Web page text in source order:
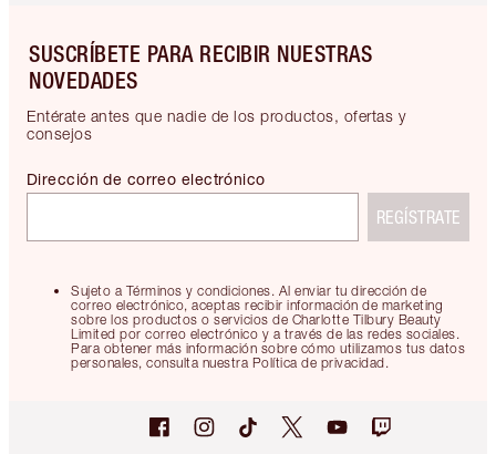
SUSCRÍBETE PARA RECIBIR NUESTRAS
NOVEDADES
Entérate antes que nadie de los productos, ofertas y
consejos
Sujeto a Términos y condiciones. Al enviar tu dirección de
correo electrónico, aceptas recibir información de marketing
sobre los productos o servicios de Charlotte Tilbury Beauty
Limited por correo electrónico y a través de las redes sociales.
Para obtener más información sobre cómo utilizamos tus datos
personales, consulta nuestra Política de privacidad.
Dirección de correo electrónico
REGÍSTRATE